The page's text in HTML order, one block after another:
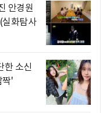
안경원
실화탐사
한 소신
짝'